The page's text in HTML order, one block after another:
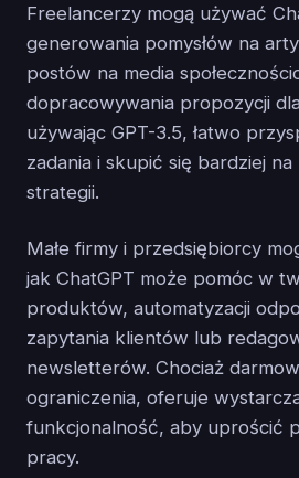
Freelancerzy mogą używać
generowania pomysłów na
postów na media
dopracowywania propozycji
używając GPT-3.5, łatwo
zadania i skupić się bardziej
strategii.
Małe firmy i przedsiębiorcy
jak ChatGPT może pomóc w
produktów, automatyzacji
zapytania klientów lub
newsletterów. Chociaż
ograniczenia, oferuje
funkcjonalność, aby uprościć
pracy.